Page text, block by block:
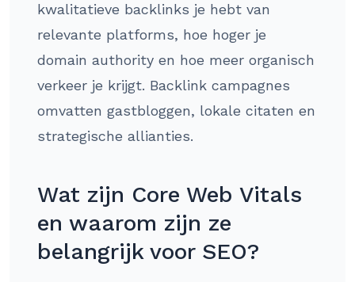
kwalitatieve backlinks je hebt van
relevante platforms, hoe hoger je
domain authority en hoe meer organisch
verkeer je krijgt. Backlink campagnes
omvatten gastbloggen, lokale citaten en
strategische allianties.
Wat zijn Core Web Vitals
en waarom zijn ze
belangrijk voor SEO?